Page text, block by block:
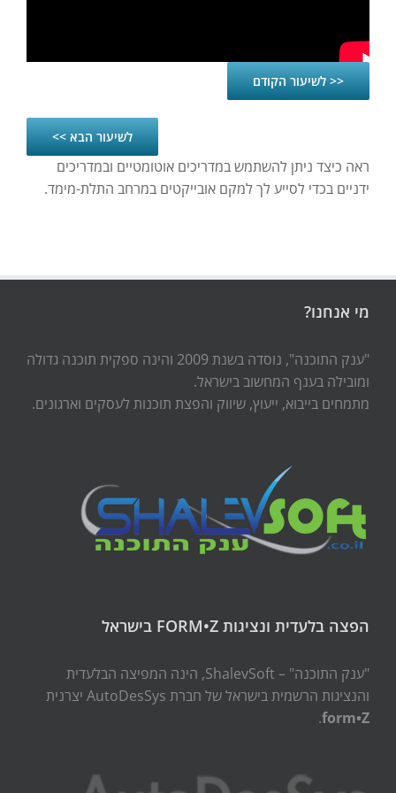
<< לשיעור הקודם
לשיעור הבא >>
ראה כיצד ניתן להשתמש במדריכים אוטומטיים ובמדריכים
ידניים בכדי לסייע לך למקם אובייקטים במרחב התלת-מימד.
מי אנחנו?
"ענק התוכנה", נוסדה בשנת 2009 והינה ספקית תוכנה גדולה
ומובילה בענף המחשוב בישראל.
מתמחים בייבוא, ייעוץ, שיווק והפצת תוכנות לעסקים וארגונים.
הפצה בלעדית ונציגות FORM•Z בישראל
"ענק התוכנה" – ShalevSoft, הינה המפיצה הבלעדית
והנציגות הרשמית בישראל של חברת AutoDesSys יצרנית
form•Z
.